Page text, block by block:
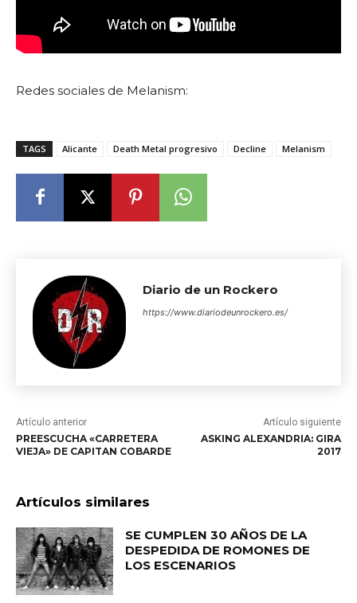
Redes sociales de Melanism:
TAGS Alicante Death Metal progresivo Decline Melanism
Diario de un Rockero
https://www.diariodeunrockero.es/
Artículo anterior
PREESCUCHA «CARRETERA
VIEJA» DE CAPITAN COBARDE
Artículo siguiente
ASKING ALEXANDRIA: GIRA
2017
Artículos similares
SE CUMPLEN 30 AÑOS DE LA
DESPEDIDA DE ROMONES DE
LOS ESCENARIOS